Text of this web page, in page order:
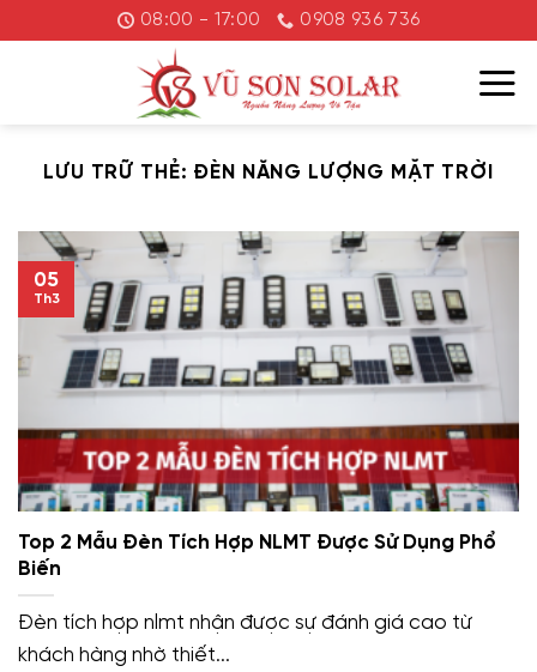
đến
08:00 - 17:00 0908 936 736
LƯU TRỮ THẺ: ĐÈN NĂNG LƯỢNG MẶT TRỜI
Top 2 Mẫu Đèn Tích Hợp NLMT Được Sử Dụng Phổ
Biến
Đèn tích hợp nlmt nhận được sự đánh giá cao từ
khách hàng nhờ thiết...
05
Th3